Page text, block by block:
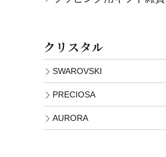
クリスタル
SWAROVSKI
PRECIOSA
AURORA